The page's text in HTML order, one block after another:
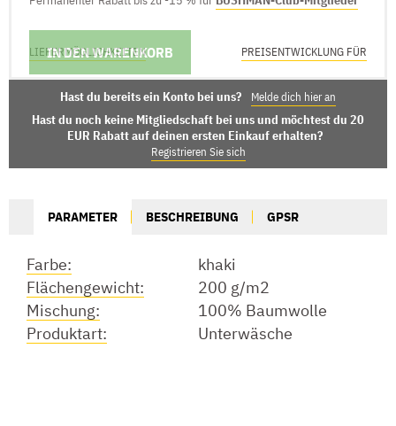
IN DEN WARENKORB
LIEFERMÖGLICHKEITEN PREISENTWICKLUNG FÜR
Hast du bereits ein Konto bei uns? Melde dich hier an
Hast du noch keine Mitgliedschaft bei uns und möchtest du 20
EUR Rabatt auf deinen ersten Einkauf erhalten?
Registrieren Sie sich
PARAMETER BESCHREIBUNG GPSR
Farbe:
khaki
Flächengewicht:
200 g/m2
Mischung:
100% Baumwolle
Produktart:
Unterwäsche